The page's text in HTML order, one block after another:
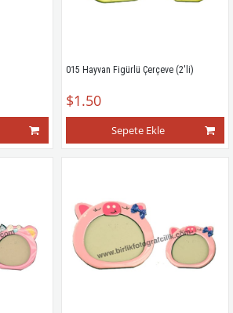
015 Hayvan Figürlü Çerçeve (2'li)
$1.50
Sepete Ekle